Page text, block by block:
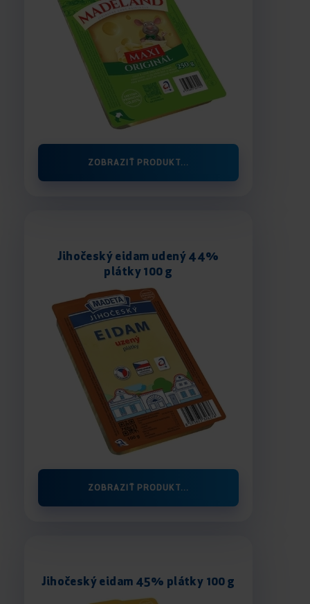
ZOBRAZIŤ PRODUKT...
Jihočeský eidam udený 44%
plátky 100 g
ZOBRAZIŤ PRODUKT...
Jihočeský eidam 45% plátky 100 g